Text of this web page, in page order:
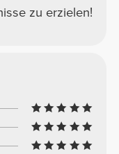
zu erzielen!